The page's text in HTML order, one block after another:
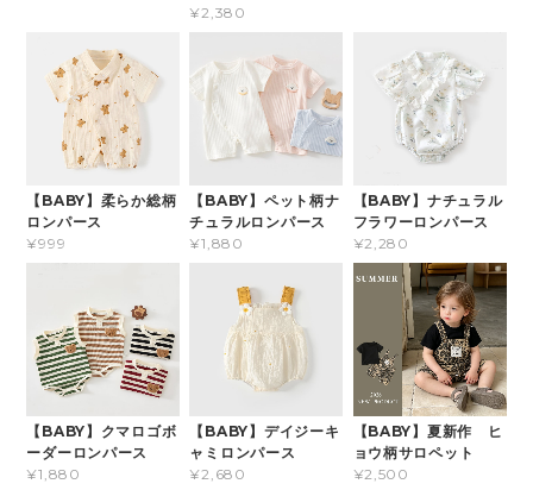
¥2,380
【BABY】柔らか総柄
ロンパース
¥999
【BABY】ペット柄ナ
チュラルロンパース
¥1,880
【BABY】ナチュラル
フラワーロンパース
¥2,280
【BABY】クマロゴボ
ーダーロンパース
¥1,880
【BABY】デイジーキ
ャミロンパース
¥2,680
【BABY】夏新作 ヒ
ョウ柄サロペット
¥2,500